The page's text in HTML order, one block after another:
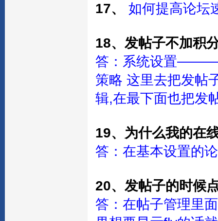
17、 如何提高论坛
18、发帖子不加积
答：系统设置
策略 这里去把发帖
辑,在最下面也把发
19、为什么我的在
答：在基本设置的
20、发帖子的时候
答：在帖子管理里